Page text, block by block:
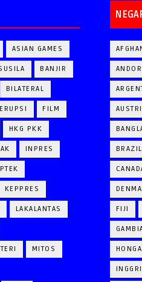
ASIAN GAMES
BANJIR
BILATERAL
ERUPSI FILM
HKG PKK
INPRES
KEPPRES
LAKALANTAS
MITOS
BRAZIL
FIJI